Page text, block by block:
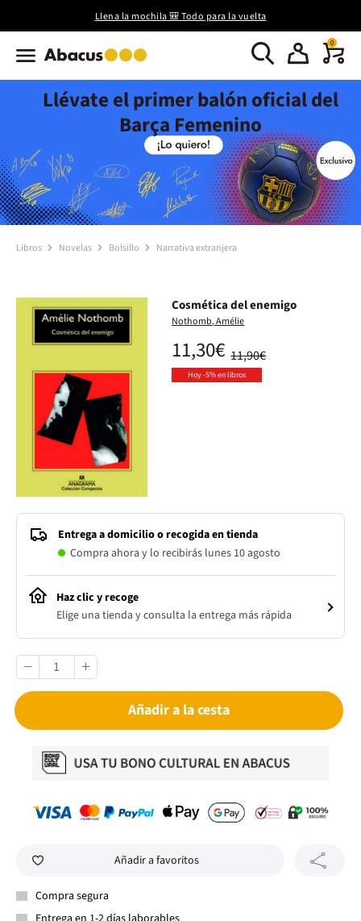
Llena la mochila 🎒 Todo para la vuelta
0
Llévate el primer balón oficial del
Barça Femenino
Libros Novelas Bolsillo Narrativa extranjera
Cosmética del enemigo
Nothomb, Amélie
11,90€
11,30€
Hoy -5% en libros
Entrega a domicilio o recogida en tienda
Compra ahora y lo recibirás lunes 10 agosto
Haz clic y recoge
Elige una tienda y consulta la entrega más rápida
Añadir a la cesta
Añadir a favoritos
Compra segura